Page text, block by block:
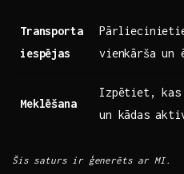
Transporta
iespējas
vienkārša un
Meklēšana
Izpētiet, kas
un kādas
Šis saturs ir ģenerēts ar MI.